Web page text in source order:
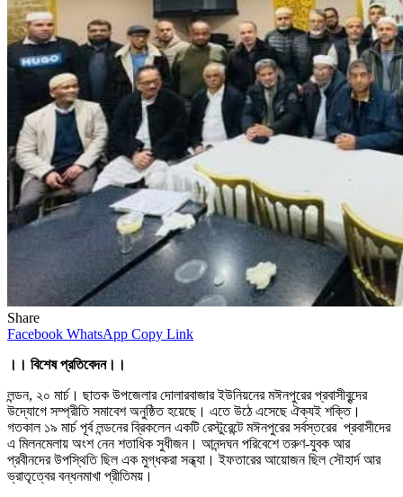
Share
Facebook WhatsApp Copy Link
।। বিশেষ প্রতিবেদন।।
লন্ডন, ২০ মার্চ। ছাতক উপজেলার দোলারবাজার ইউনিয়নের মঈনপুরের প্রবাসীবৃন্দের
উদ্যোগে সম্প্রীতি সমাবেশ অনুষ্ঠিত হয়েছে। এতে উঠে এসেছে ঐক্যই শক্তি।
গতকাল ১৯ মার্চ পূর্ব লন্ডনের ব্রিকলেন একটি রেস্টুরেন্টে মঈনপুরের সর্বস্তরের প্রবাসীদের
এ মিলনমেলায় অংশ নেন শতাধিক সুধীজন। আনন্দঘন পরিবেশে তরুণ-যুবক আর
প্রবীনদের উপস্থিতি ছিল এক মুগ্ধকরা সন্ধ্যা। ইফতারের আয়োজন ছিল সৌহার্দ আর
ভ্রাতৃত্বের বন্ধনমাখা প্রীতিময়।